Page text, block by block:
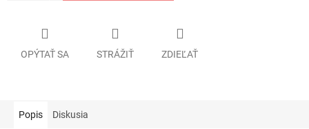
OPÝTAŤ SA STRÁŽIŤ ZDIEĽAŤ
Popis Diskusia